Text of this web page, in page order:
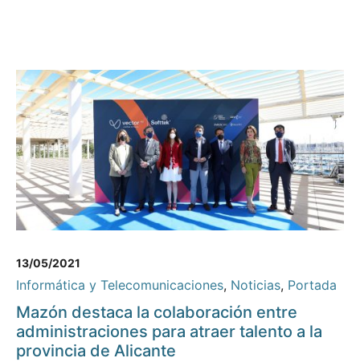
13/05/2021
Informática y Telecomunicaciones, Noticias, Portada
Mazón destaca la colaboración entre
administraciones para atraer talento a la
provincia de Alicante